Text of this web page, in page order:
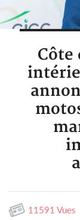
Côte
11591 Vues